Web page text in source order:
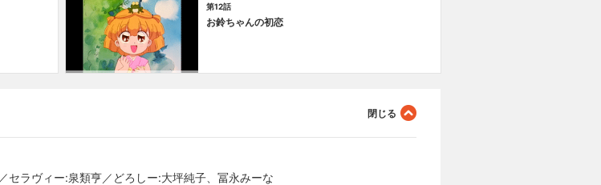
第12話
お鈴ちゃんの初恋
ラヴィー:泉類亨／どろしー:大坪純子、冨永みーな